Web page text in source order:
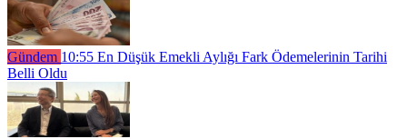
Gündem 10:55 En Düşük Emekli Aylığı Fark Ödemelerinin Tarihi
Belli Oldu